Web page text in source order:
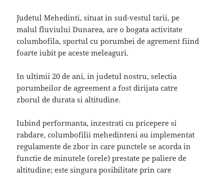
Judetul Mehedinti, situat in sud-vestul tarii, pe
malul fluviului Dunarea, are o bogata activitate
columbofila, sportul cu porumbei de agrement fiind
foarte iubit pe aceste meleaguri.
In ultimii 20 de ani, in judetul nostru, selectia
porumbeilor de agreement a fost dirijata catre
zborul de durata si altitudine.
Iubind performanta, inzestrati cu pricepere si
rabdare, columbofilii mehedinteni au implementat
regulamente de zbor in care punctele se acorda in
functie de minutele (orele) prestate pe paliere de
altitudine; este singura posibilitate prin care